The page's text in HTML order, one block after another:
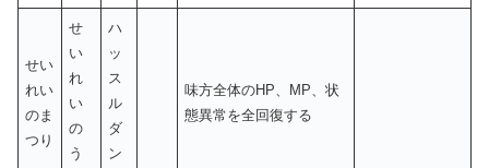
せい
れい
のま
つり
せ
い
れ
い
の
う
ハ
ッ
ス
ル
ダ
ン
味方全体のHP、MP、状
態異常を全回復する